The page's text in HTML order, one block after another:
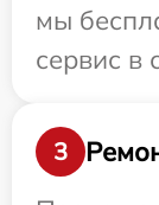
мы
сервис в
3